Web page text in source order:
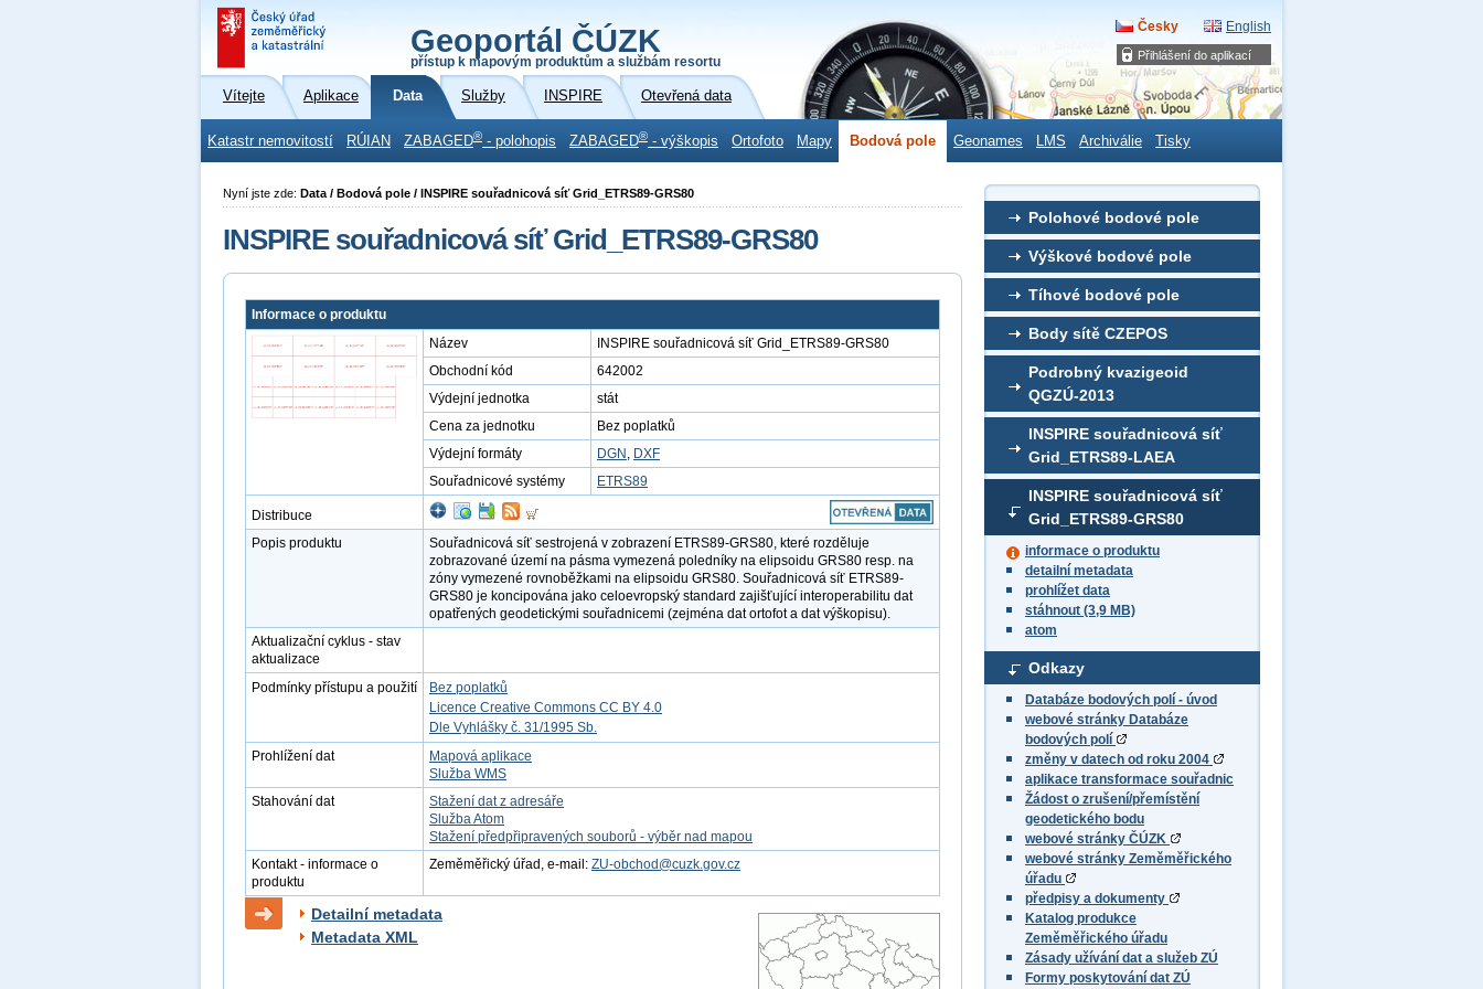
Přihlášení do aplikací
Geoportál ČÚZK
přístup k mapovým produktům a službám resortu
Česky English
Vítejte Aplikace Data Služby INSPIRE Otevřená data
Katastr nemovitostí RÚIAN ZABAGED® - polohopis ZABAGED® - výškopis Ortofoto Mapy Bodová pole Geonames LMS Archiválie Tisky
Polohové bodové pole
Výškové bodové pole
Tíhové bodové pole
Body sítě CZEPOS
Podrobný kvazigeoid
QGZÚ-2013
INSPIRE souřadnicová síť
Grid_ETRS89-LAEA
INSPIRE souřadnicová síť
Grid_ETRS89-GRS80
informace o produktu
detailní metadata
prohlížet data
stáhnout (3,9 MB)
atom
Odkazy
Databáze bodových polí - úvod
webové stránky Databáze
bodových polí
změny v datech od roku 2004
aplikace transformace souřadnic
Žádost o zrušení/přemístění
geodetického bodu
webové stránky ČÚZK
webové stránky Zeměměřického
úřadu
předpisy a dokumenty
Katalog produkce
Zeměměřického úřadu
Zásady užívání dat a služeb ZÚ
Formy poskytování dat ZÚ
Nyní jste zde: Data / Bodová pole / INSPIRE souřadnicová síť Grid_ETRS89-GRS80
INSPIRE souřadnicová síť Grid_ETRS89-GRS80
Informace o produktu
Název
INSPIRE souřadnicová síť Grid_ETRS89-GRS80
Obchodní kód
642002
Výdejní jednotka
stát
Cena za jednotku
Bez poplatků
Výdejní formáty
DGN , DXF
Souřadnicové systémy
ETRS89
Distribuce
Popis produktu
Souřadnicová síť sestrojená v zobrazení ETRS89-GRS80, které rozděluje
zobrazované území na pásma vymezená poledníky na elipsoidu GRS80 resp. na
zóny vymezené rovnoběžkami na elipsoidu GRS80. Souřadnicová síť ETRS89-
GRS80 je koncipována jako celoevropský standard zajišťující interoperabilitu dat
opatřených geodetickými souřadnicemi (zejména dat ortofot a dat výškopisu).
Aktualizační cyklus - stav
aktualizace
Podmínky přístupu a použití
Bez poplatků
Licence Creative Commons CC BY 4.0
Dle Vyhlášky č. 31/1995 Sb.
Prohlížení dat
Mapová aplikace
Služba WMS
Stahování dat
Stažení dat z adresáře
Služba Atom
Stažení předpřipravených souborů - výběr nad mapou
Kontakt - informace o
produktu
Zeměměřický úřad, e-mail: ZU-obchod@cuzk.gov.cz
Detailní metadata
Metadata XML